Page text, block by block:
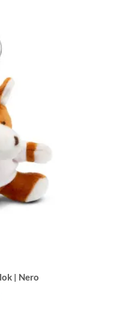
| Nero